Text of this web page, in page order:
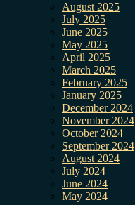
August 2025
July 2025
June 2025
May 2025
April 2025
March 2025
February 2025
January 2025
December 2024
November 2024
October 2024
September 2024
August 2024
July 2024
June 2024
May 2024